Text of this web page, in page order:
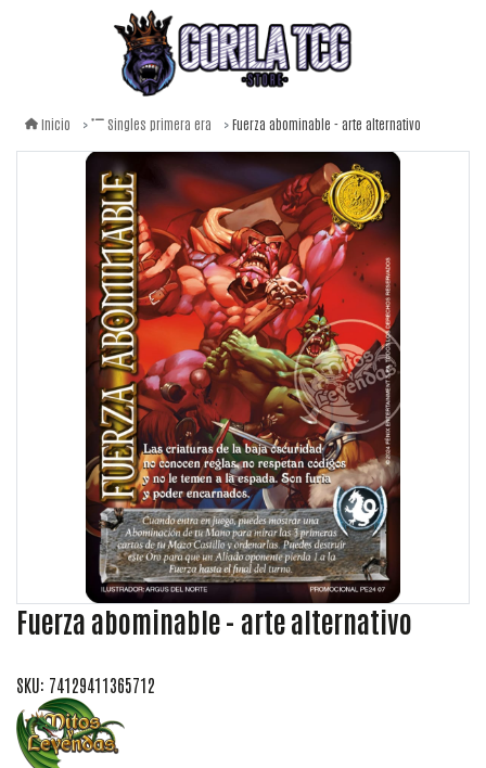
Inicio Singles primera era Fuerza abominable - arte alternativo
Fuerza abominable - arte alternativo
SKU: 74129411365712